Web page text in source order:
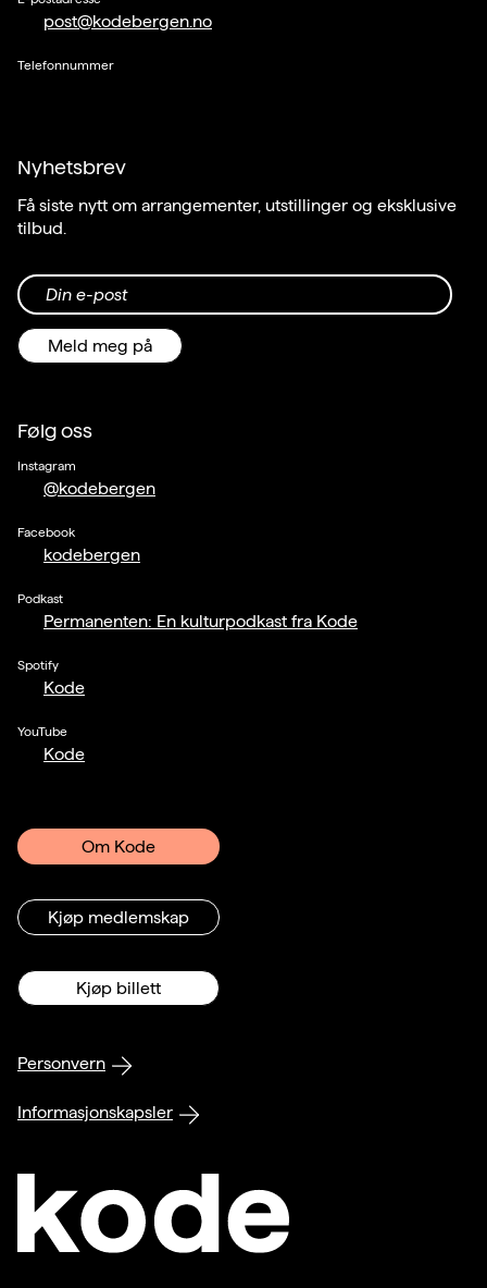
post@kodebergen.no
Telefonnummer
Nyhetsbrev
Få siste nytt om arrangementer, utstillinger og eksklusive
tilbud.
Din e-post
Meld meg på
Følg oss
Instagram
@kodebergen
Facebook
kodebergen
Podkast
Permanenten: En kulturpodkast fra Kode
Spotify
Kode
YouTube
Kode
Om Kode
Kjøp medlemskap
Kjøp billett
Personvern
Informasjonskapsler